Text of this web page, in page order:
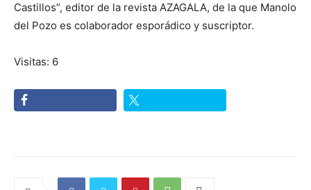
Castillos”, editor de la revista AZAGALA, de la que Manolo
del Pozo es colaborador esporádico y suscriptor.
Visitas: 6